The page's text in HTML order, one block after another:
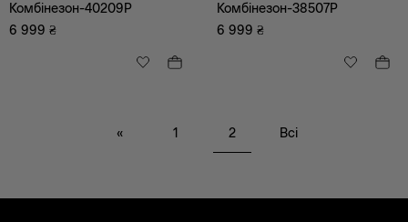
XS
S
Комбінезон-40209P
6 999 ₴
Комбінезон-38507P
6 999 ₴
« 1 2 Всі